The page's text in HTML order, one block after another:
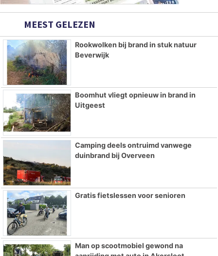
MEEST GELEZEN
Rookwolken bij brand in stuk natuur
Beverwijk
Boomhut vliegt opnieuw in brand in
Uitgeest
Camping deels ontruimd vanwege
duinbrand bij Overveen
Gratis fietslessen voor senioren
Man op scootmobiel gewond na